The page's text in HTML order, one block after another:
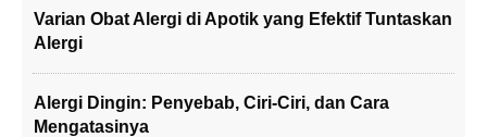
Varian Obat Alergi di Apotik yang Efektif Tuntaskan
Alergi
Alergi Dingin: Penyebab, Ciri-Ciri, dan Cara
Mengatasinya